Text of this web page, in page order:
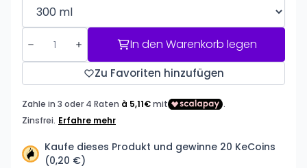
In den Warenkorb legen
Zu Favoriten hinzufügen
Kaufe dieses Produkt und gewinne 20 KeCoins
(0,20 €)